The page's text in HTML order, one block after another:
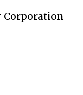
Corporation